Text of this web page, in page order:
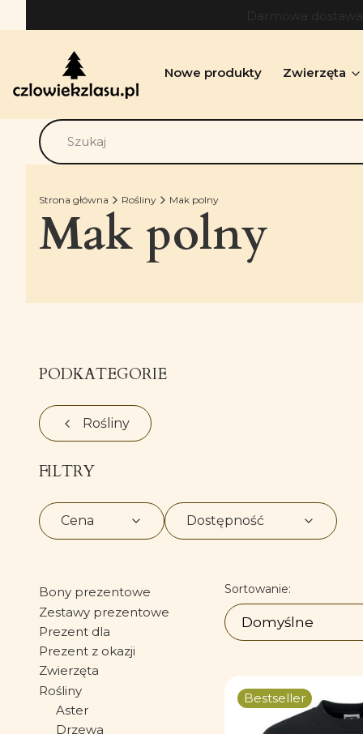
Darmowa
Nowe produkty Zwierzęta
Strona główna Rośliny Mak polny
Mak polny
PODKATEGORIE
Rośliny
FILTRY
Cena Dostępność
Bony prezentowe
Zestawy prezentowe
Prezent dla
Prezent z okazji
Zwierzęta
Rośliny
Aster
Drzewa
Lista
Sortowanie:
Domyślne
Bestseller